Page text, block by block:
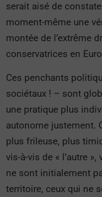
serait aisé de
moment-même une
montée de l’extrême
conservatrices en
Ces penchants
sociétaux ! – sont
une pratique plus
autonome justement.
plus frileuse, plus
vis-à-vis de « l’autre
ne sont initialement
territoire, ceux qui ne